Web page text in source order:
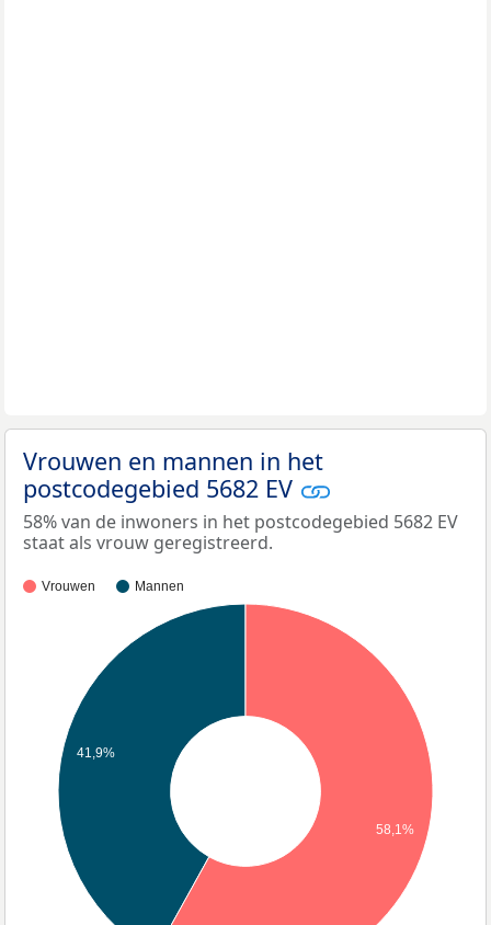
Vrouwen en mannen in het
postcodegebied 5682 EV
58% van de inwoners in het postcodegebied 5682 EV
staat als vrouw geregistreerd.
Vrouwen Mannen
41,9%
58,1%